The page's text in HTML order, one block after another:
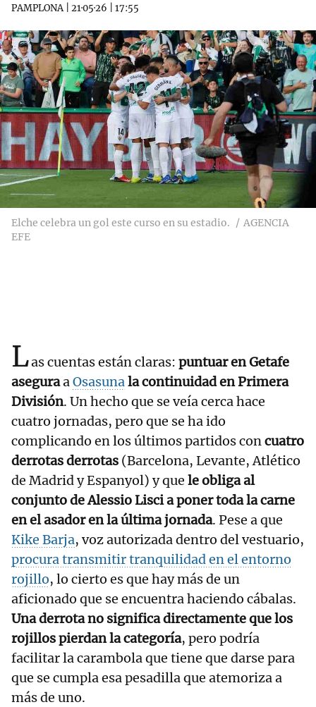
PAMPLONA| 21·05·26 17:55
Elche celebra un gol este curso en su estadio.
AGENCIA
EFE
Las cuentas están claras: puntuar en Getafe
aseguraaOsasunala continuidad en Primera
División. Un hecho que se veía cerca hace
cuatro jornadas, pero que se ha ido
complicando en los últimos partidos concuatro
derrotas derrotas (Barcelona, Levante, Atlético
de Madrid y Espanyol) y que le obliga al
conjunto de Alessio Lisci a poner toda la carne
en el asador en la última jornada. Pese a que
Kike Barja, voz autorizada dentro del vestuario,
procura transmitir tranquilidad en el entorno
rojillo, lo cierto es que hay más de un
aficionado que se encuentra haciendo cábalas.
Una derrota no significa directamente que los
rojillos pierdan la categoría, pero podría
facilitar la carambola que tiene que darse para
que se cumpla esa pesadilla que atemoriza a
más de uno.